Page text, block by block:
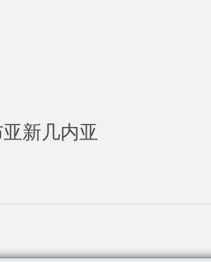
新几内亚